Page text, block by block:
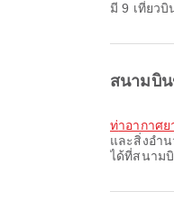
มี 9 เที่ยว
สนามบิ
ท่าอากา
และสิ่งอำ
ได้ที่สนาม